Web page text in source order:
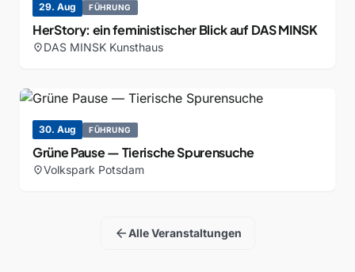
29. Aug FÜHRUNG
HerStory: ein feministischer Blick auf DAS MINSK
location_onDAS MINSK Kunsthaus
30. Aug FÜHRUNG
Grüne Pause — Tierische Spurensuche
location_onVolkspark Potsdam
arrow_backAlle Veranstaltungen